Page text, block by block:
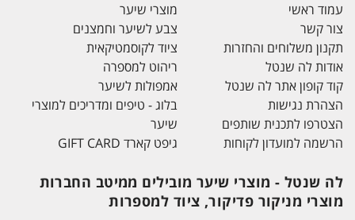
עמוד ראשי
צור קשר
תקנון משלוחים והחזרות
אודות לה שנטל
קוד קופון אתר לה שנטל
הצהרת נגישות
הצטרפו לתכנית שותפים
הרשמה למועדון לקוחות
מוצרי שיער
צבע לשיער וחמצנים
ציוד לקוסמטיקאית
ריהוט למספרה
אמפולות לשיער
בלוג - טיפים ומדריכים למוצרי
שיער
גיפט קארד GIFT CARD
לה שנטל - מוצרי שיער מובילים ממיטב החברות
מוצרי מניקור פדיקור, ציוד למספרות